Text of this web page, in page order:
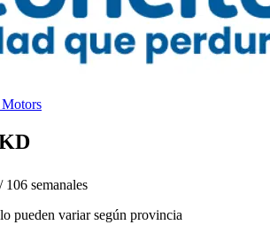
106 semanales
pueden variar según provincia